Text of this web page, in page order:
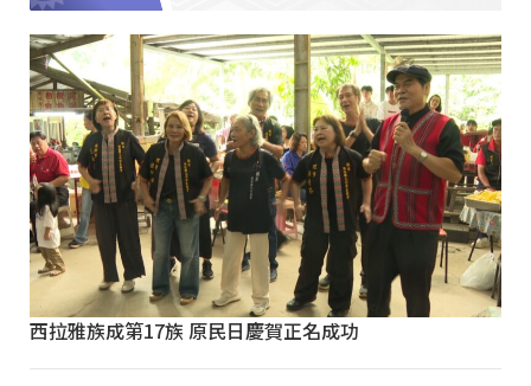
西拉雅族成第17族 原民日慶賀正名成功